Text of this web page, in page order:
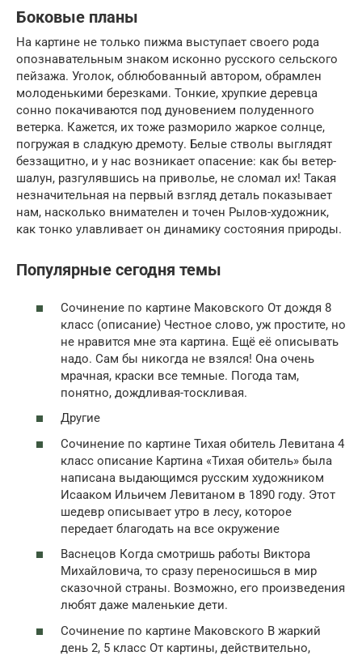
Боковые планы
На картине не только пижма выступает своего рода
опознавательным знаком исконно русского сельского
пейзажа. Уголок, облюбованный автором, обрамлен
молоденькими березками. Тонкие, хрупкие деревца
сонно покачиваются под дуновением полуденного
ветерка. Кажется, их тоже разморило жаркое солнце,
погружая в сладкую дремоту. Белые стволы выглядят
беззащитно, и у нас возникает опасение: как бы ветер-
шалун, разгулявшись на приволье, не сломал их! Такая
незначительная на первый взгляд деталь показывает
нам, насколько внимателен и точен Рылов-художник,
как тонко улавливает он динамику состояния природы.
Популярные сегодня темы
Сочинение по картине Маковского От дождя 8
класс (описание) Честное слово, уж простите, но
не нравится мне эта картина. Ещё её описывать
надо. Сам бы никогда не взялся! Она очень
мрачная, краски все темные. Погода там,
понятно, дождливая-тоскливая.
Другие
Сочинение по картине Тихая обитель Левитана 4
класс описание Картина «Тихая обитель» была
написана выдающимся русским художником
Исааком Ильичем Левитаном в 1890 году. Этот
шедевр описывает утро в лесу, которое
передает благодать на все окружение
Васнецов Когда смотришь работы Виктора
Михайловича, то сразу переносишься в мир
сказочной страны. Возможно, его произведения
любят даже маленькие дети.
Сочинение по картине Маковского В жаркий
день 2, 5 класс От картины, действительно,